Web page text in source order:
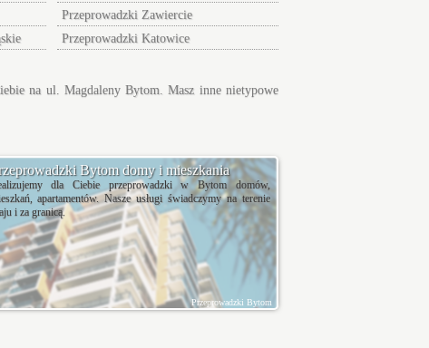
Przeprowadzki Zawiercie
Przeprowadzki Katowice
na ul. Magdaleny Bytom. Masz inne nietypowe
Bytom domy i mieszkania
dla Ciebie przeprowadzki w Bytom domów,
apartamentów. Nasze usługi świadczymy na terenie
i za granicą.
Przeprowadzki Bytom